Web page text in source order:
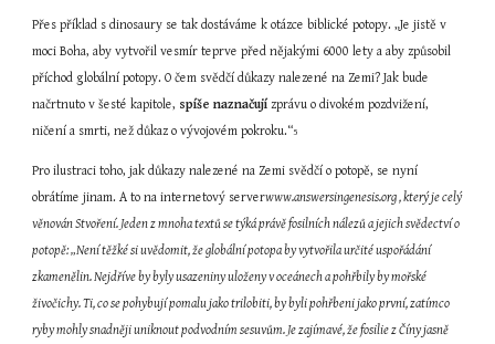
Přes příklad s dinosaury se tak dostáváme k otázce biblické potopy. „Je jistě v
moci Boha, aby vytvořil vesmír teprve před nějakými 6000 lety a aby způsobil
příchod globální potopy. O čem svědčí důkazy nalezené na Zemi? Jak bude
načrtnuto v šesté kapitole, spíše naznačují zprávu o divokém pozdvižení,
ničení a smrti, než důkaz o vývojovém pokroku.“5
Pro ilustraci toho, jak důkazy nalezené na Zemi svědčí o potopě, se nyní
obrátíme jinam. A to na internetový serverwww.answersingenesis.org , který je celý
věnován Stvoření. Jeden z mnoha textů se týká právě fosilních nálezů a jejich svědectví o
potopě: „Není těžké si uvědomit, že globální potopa by vytvořila určité uspořádání
zkamenělin. Nejdříve by byly usazeniny uloženy v oceánech a pohřbily by mořské
živočichy. Ti, co se pohybují pomalu jako trilobiti, by byli pohřbeni jako první, zatímco
ryby mohly snadněji uniknout podvodním sesuvům. Je zajímavé, že fosilie z Číny jasně